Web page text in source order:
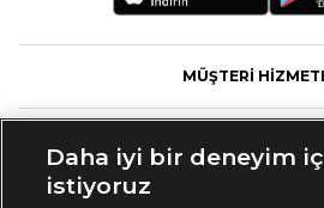
MÜŞTERİ
Daha iyi bir deneyim
istiyoruz